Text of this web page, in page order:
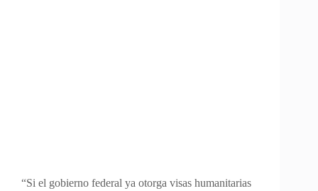
“Si el gobierno federal ya otorga visas humanitarias